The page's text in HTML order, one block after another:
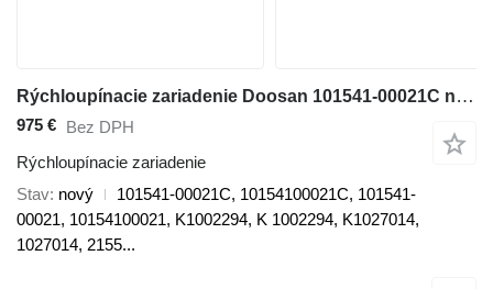
Rýchloupínacie zariadenie Doosan 101541-00021C na rýpadla Doosan DX210, DX225, DX225LC, DX225LC-3, DX225LC-5, DX225-7, DX215LC, DX220-7, DX230LC, DX255, DX255LC, DX255LC-3, DX530, DX520 Long, Daewoo Solar 200W-V, Solar 210W-V, Solar 220LC-V, Solar 225LC-V, Solar 230LC-V, Solar 250LC-V, Solar 255LC-V
975 € Bez DPH
Rýchloupínacie zariadenie
Stav nový
101541-00021C, 10154100021C, 101541-
00021, 10154100021, K1002294, K 1002294, K1027014,
1027014, 2155...